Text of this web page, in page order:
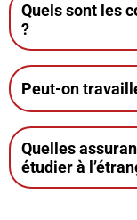
Quels sont les
?
Peut-on
Quelles
étudier à